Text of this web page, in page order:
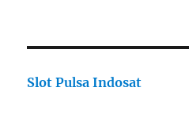
Slot Pulsa Indosat